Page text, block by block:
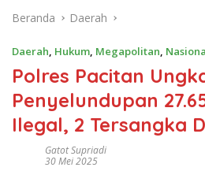
Beranda Daerah
Daerah, Hukum, Megapolitan,
Polres Pacitan
Penyelundupan
Ilegal, 2 Tersangka
Gatot Supriadi
30 Mei 2025